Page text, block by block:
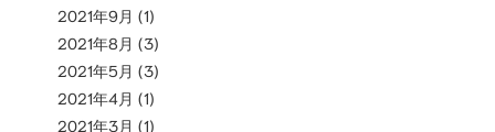
2021年9月 (1)
2021年8月 (3)
2021年5月 (3)
2021年4月 (1)
2021年3月 (1)